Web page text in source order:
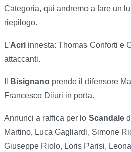
Categoria, qui andremo a fare un
riepilogo.
L’Acri innesta: Thomas Conforti e
attaccanti.
Bisignano prende il difensore
Francesco Diiuri in porta.
Annunci a raffica per lo Scandale
Martino, Luca Gagliardi, Simone
Giuseppe Riolo, Loris Parisi,